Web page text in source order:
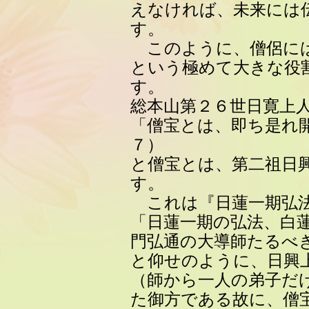
えなければ、未来に
す。
このように、僧侶に
という極めて大きな
す。
総本山第２６世日寛上
「僧宝とは、即ち是
７）
と僧宝とは、第二祖日
す。
これは『日蓮一期弘
「日蓮一期の弘法、
門弘通の大導師たるべ
と仰せのように、日興
（師から一人の弟子
た御方である故に、僧